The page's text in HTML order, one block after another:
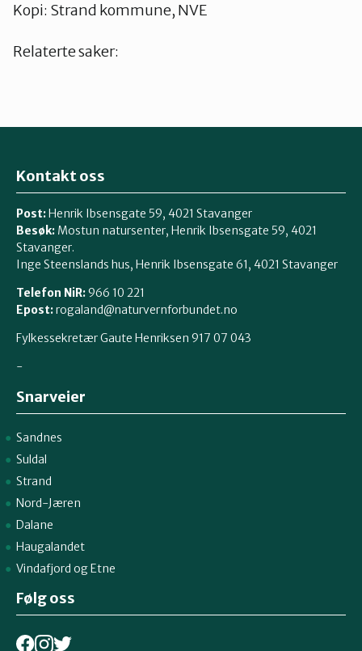
Kopi: Strand kommune, NVE
Relaterte saker:
Kontakt oss
Post:Henrik Ibsensgate 59, 4021 Stavanger
Besøk: Mostun natursenter, Henrik Ibsensgate 59, 4021
Stavanger.
Inge Steenslands hus, Henrik Ibsensgate 61, 4021 Stavanger
Telefon NiR:966 10 221
Epost:rogaland@naturvernforbundet.no
Fylkessekretær Gaute Henriksen 917 07 043
-
Snarveier
Sandnes
Suldal
Strand
Nord-Jæren
Dalane
Haugalandet
Vindafjord og Etne
Følg oss